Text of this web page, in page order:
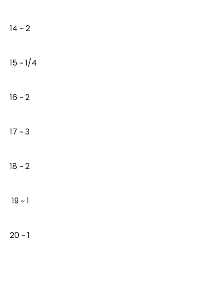
14 ~ 2
15 ~ 1/4
16 ~ 2
17 ~ 3
18 ~ 2
19 ~ 1
20 ~ 1